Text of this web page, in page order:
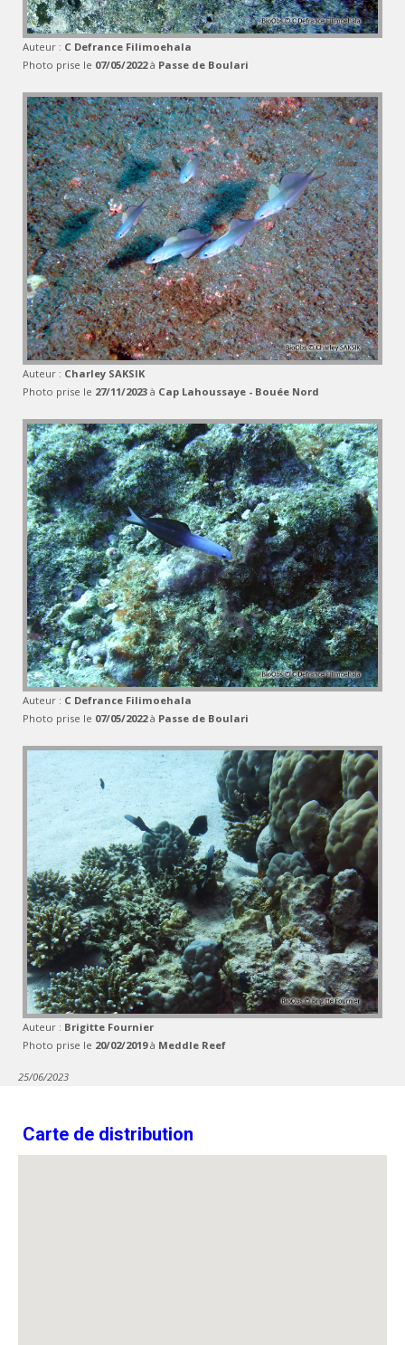
Auteur : C Defrance Filimoehala
Photo prise le 07/05/2022à Passe de Boulari
Auteur : Charley SAKSIK
Photo prise le 27/11/2023 à Cap Lahoussaye - Bouée Nord
Auteur : C Defrance Filimoehala
Photo prise le 07/05/2022à Passe de Boulari
Auteur : Brigitte Fournier
Photo prise le 20/02/2019à Meddle Reef
25/06/2023
Carte de distribution